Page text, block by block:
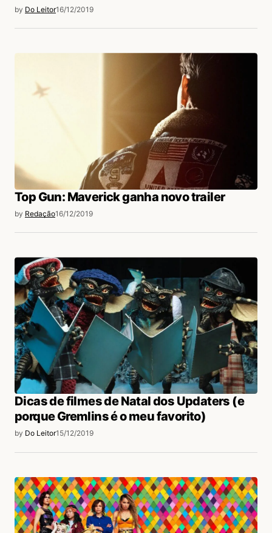
by Do Leitor16/12/2019
Top Gun: Maverick ganha novo trailer
by Redação16/12/2019
Dicas de filmes de Natal dos Updaters (e
porque Gremlins é o meu favorito)
by Do Leitor15/12/2019